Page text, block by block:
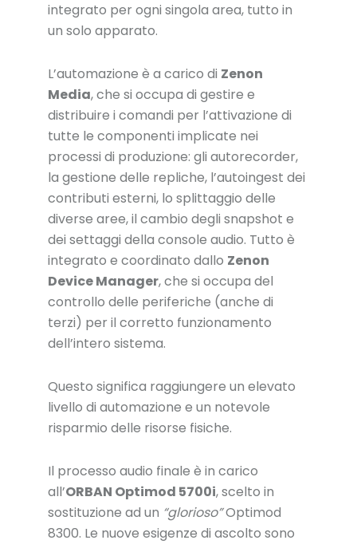
integrato per ogni singola area, tutto in
un solo apparato.
L’automazione è a carico di Zenon
Media, che si occupa di gestire e
distribuire i comandi per l’attivazione di
tutte le componenti implicate nei
processi di produzione: gli autorecorder,
la gestione delle repliche, l’autoingest dei
contributi esterni, lo splittaggio delle
diverse aree, il cambio degli snapshot e
dei settaggi della console audio. Tutto è
integrato e coordinato dallo Zenon
Device Manager, che si occupa del
controllo delle periferiche (anche di
terzi) per il corretto funzionamento
dell’intero sistema.
Questo significa raggiungere un elevato
livello di automazione e un notevole
risparmio delle risorse fisiche.
Il processo audio finale è in carico
all’ORBAN Optimod 5700i, scelto in
sostituzione ad un “glorioso”Optimod
8300. Le nuove esigenze di ascolto sono